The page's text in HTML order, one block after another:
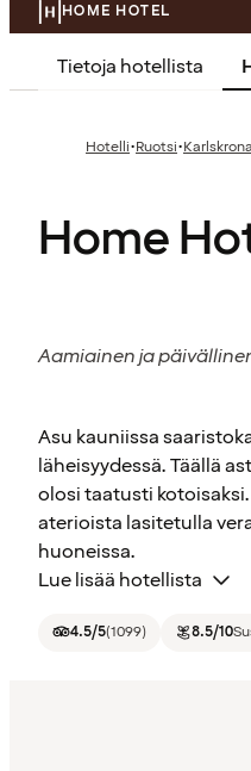
HOME HOTEL
Tietoja hotellista
Hotelli·Ruotsi·Karlskrona
Home
Aamiainen ja
Asu kauniissa
läheisyydessä. Täällä
olosi taatusti
aterioista lasitetulla
huoneissa.
Lue lisää hotellista
4.5/5(1099) 8.5/10